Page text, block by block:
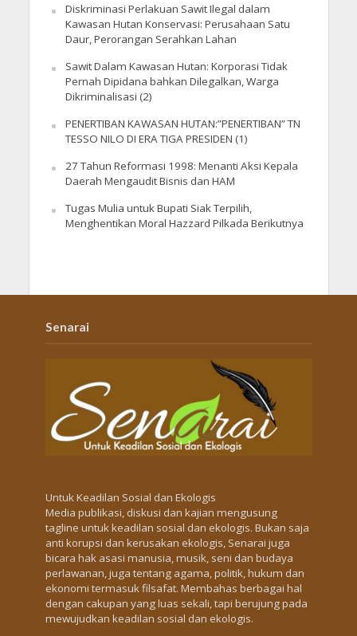
Diskriminasi Perlakuan Sawit Ilegal dalam
Kawasan Hutan Konservasi: Perusahaan Satu
Daur, Perorangan Serahkan Lahan
Sawit Dalam Kawasan Hutan: Korporasi Tidak
Pernah Dipidana bahkan Dilegalkan, Warga
Dikriminalisasi (2)
PENERTIBAN KAWASAN HUTAN:”PENERTIBAN” TN
TESSO NILO DI ERA TIGA PRESIDEN (1)
27 Tahun Reformasi 1998: Menanti Aksi Kepala
Daerah Mengaudit Bisnis dan HAM
Tugas Mulia untuk Bupati Siak Terpilih,
Menghentikan Moral Hazzard Pilkada Berikutnya
Senarai
Untuk Keadilan Sosial dan Ekologis
Media publikasi, diskusi dan kajian mengusung
tagline untuk keadilan sosial dan ekologis. Bukan saja
anti korupsi dan kerusakan ekologis, Senarai juga
bicara hak asasi manusia, musik, seni dan budaya
perlawanan, juga tentang agama, politik, hukum dan
ekonomi termasuk filsafat. Membahas berbagai hal
dengan cakupan yang luas sekali, tapi berujung pada
mewujudkan keadilan sosial dan ekologis.